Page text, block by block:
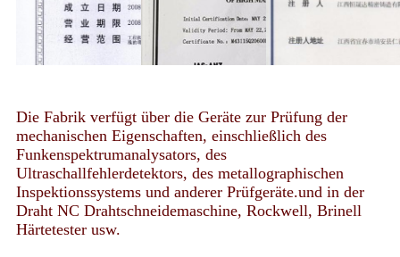
Die Fabrik verfügt über die Geräte zur Prüfung der
mechanischen Eigenschaften, einschließlich des
Funkenspektrumanalysators, des
Ultraschallfehlerdetektors, des metallographischen
Inspektionssystems und anderer Prüfgeräte.und in der
Draht NC Drahtschneidemaschine, Rockwell, Brinell
Härtetester usw.